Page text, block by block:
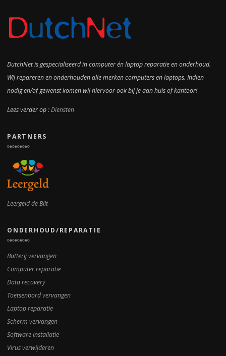
DutchNet is gespecialiseerd in computer én laptop reparatie en onderhoud.
Wij repareren en onderhouden alle merken computers en laptops. Indien
nodig en/of gewenst komen wij hiervoor ook bij je aan huis of kantoor!
Lees verder op :Diensten
PARTNERS
Leergeld de Bilt
ONDERHOUD/REPARATIE
Batterij vervangen
Computer reparatie
Data recovery
Toetsenbord vervangen
Laptop reparatie
Scherm vervangen
Software installatie
Virus verwijderen